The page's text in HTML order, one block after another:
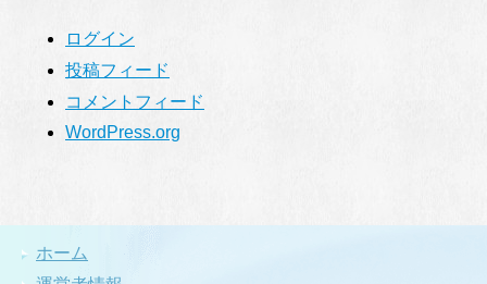
ログイン
投稿フィード
コメントフィード
WordPress.org
ホーム